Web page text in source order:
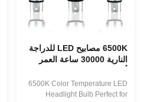
6500K مصابيح LED للدراجة
النارية 30000 ساعة العمر
6500K Color Temperature LED
Headlight Bulb Perfect for